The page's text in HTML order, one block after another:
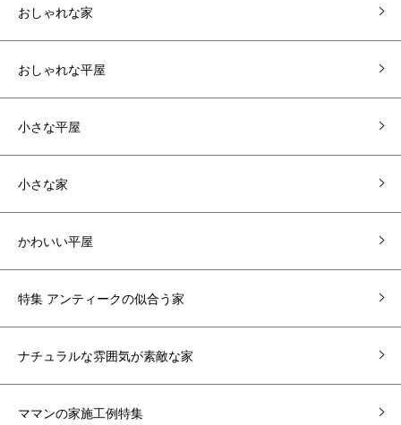
おしゃれな家
おしゃれな平屋
小さな平屋
小さな家
かわいい平屋
特集 アンティークの似合う家
ナチュラルな雰囲気が素敵な家
ママンの家施工例特集